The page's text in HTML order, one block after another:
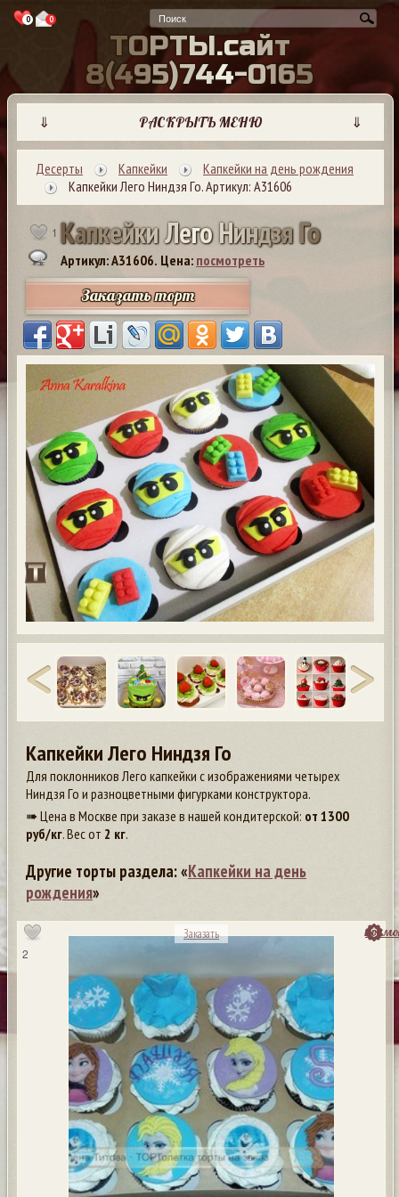
0 0
ТОРТЫ.сайт
8(495)744-0165
⇓ РАСКРЫТЬ МЕНЮ ⇓
Десерты Капкейки
Капкейки на день рождения
Капкейки Лего Ниндзя Го. Артикул: А31606
1 КапкейкиЛегоНиндзяГо
Артикул: A31606. Цена: посмотреть
Заказать торт
Капкейки Лего Ниндзя Го
Для поклонников Лего капкейки с изображениями четырех
Ниндзя Го и разноцветными фигурками конструктора.
➠ Цена в Москве при заказе в нашей кондитерской: от 1300
руб/кг. Вес от 2 кг.
Другие торты раздела: «Капкейки на день
рождения»
2
Заказать